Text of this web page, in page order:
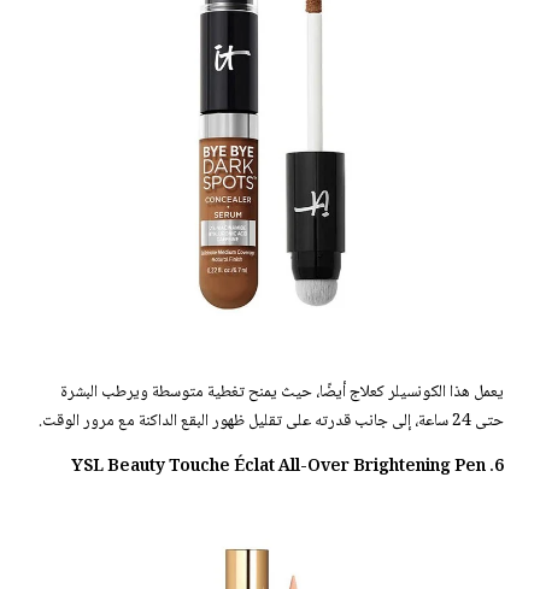
يعمل هذا الكونسيلر كعلاج أيضًا، حيث يمنح تغطية متوسطة ويرطب البشرة
حتى 24 ساعة، إلى جانب قدرته على تقليل ظهور البقع الداكنة مع مرور الوقت.
6. YSL Beauty Touche Éclat All-Over Brightening Pen